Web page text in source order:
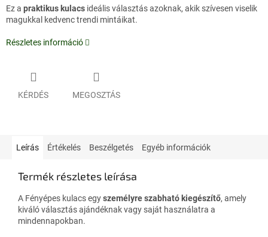
Ez a praktikus kulacs ideális választás azoknak, akik szívesen viselik
magukkal kedvenc trendi mintáikat.
Részletes információ
KÉRDÉS MEGOSZTÁS
Leírás Értékelés Beszélgetés Egyéb információk
Termék részletes leírása
A Fényépes kulacs egyszemélyre szabható kiegészítő, amely
kiváló választás ajándéknak vagy saját használatra a
mindennapokban.